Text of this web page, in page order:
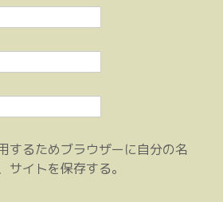
するためブラウザーに自分の名
サイトを保存する。